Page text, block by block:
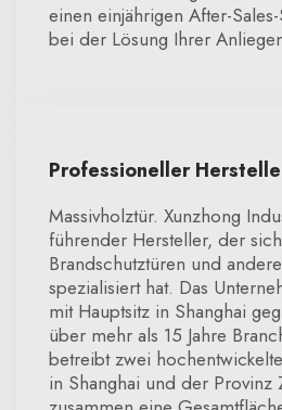
einen einjährigen After-
bei der Lösung Ihrer
Professioneller
Massivholztür. Xunzhong
führender Hersteller, der
Brandschutztüren und
spezialisiert hat. Das
mit Hauptsitz in Shanghai
über mehr als 15 Jahre
betreibt zwei
in Shanghai und der Provinz